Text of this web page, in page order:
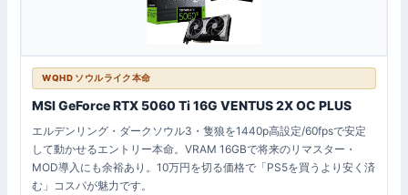
WQHD ソウルライク本命
MSI GeForce RTX 5060 Ti 16G VENTUS 2X OC PLUS
エルデンリング・ダークソウル3・隻狼を1440p高設定/60fpsで安定
して動かせるエントリー本命。VRAM 16GBで将来のリマスター・
MOD導入にも余裕あり。10万円を切る価格で「PS5を買うより安く済
む」コスパが魅力です。